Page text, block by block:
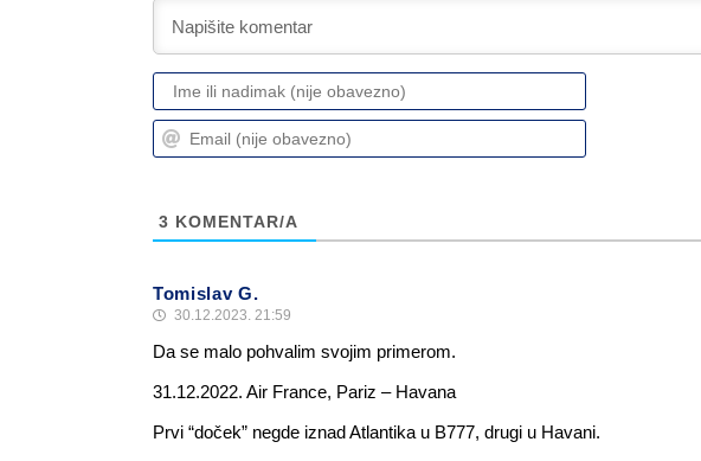
Ime
ili
nadimak
Email
(nije
3 KOMENTAR/A
Tomislav G.
30.12.2023. 21:59
Da se malo pohvalim svojim primerom.
31.12.2022. Air France, Pariz – Havana
Prvi “doček” negde iznad Atlantika u B777, drugi u Havani.